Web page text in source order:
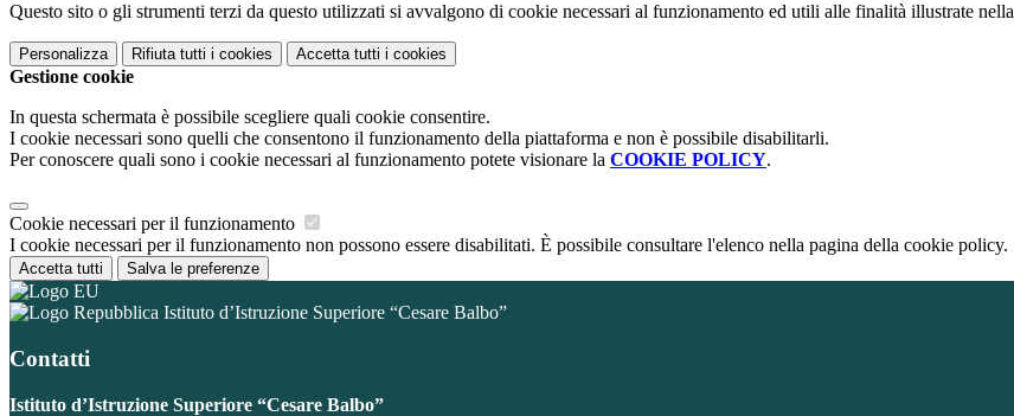
Questo sito o gli strumenti terzi da questo utilizzati si avvalgono di cookie necessari al funzionamento ed utili alle finalità illustrate nella
Personalizza Rifiuta tutti i cookies Accetta tutti i cookies
Gestione cookie
In questa schermata è possibile scegliere quali cookie consentire.
I cookie necessari sono quelli che consentono il funzionamento della piattaforma e non è possibile disabilitarli.
Per conoscere quali sono i cookie necessari al funzionamento potete visionare la COOKIE POLICY.
Cookie necessari per il funzionamento
I cookie necessari per il funzionamento non possono essere disabilitati. È possibile consultare l'elenco nella pagina della cookie policy.
Accetta tutti Salva le preferenze
Istituto d’Istruzione Superiore “Cesare Balbo”
Contatti
Istituto d’Istruzione Superiore “Cesare Balbo”